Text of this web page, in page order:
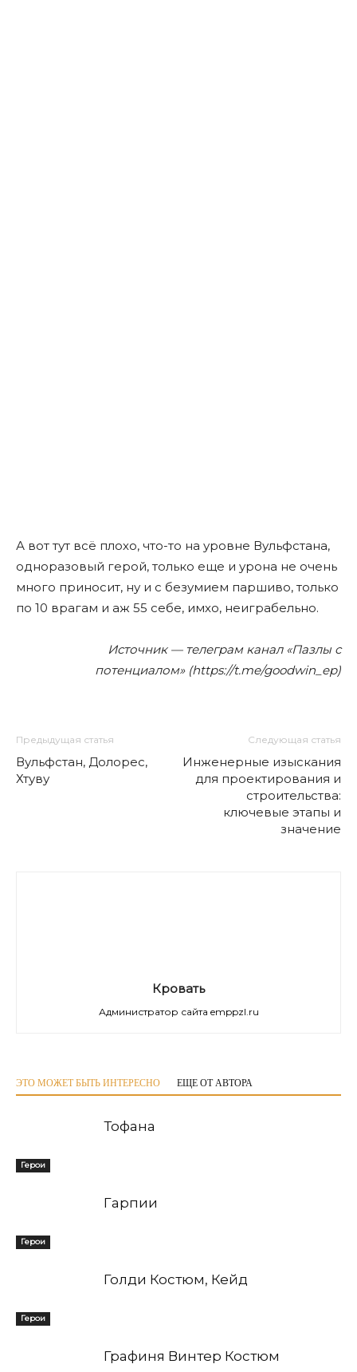
А вот тут всë плохо, что-то на уровне Вульфстана,
одноразовый герой, только еще и урона не очень
много приносит, ну и с безумием паршиво, только
по 10 врагам и аж 55 себе, имхо, неиграбельно.
Источник — телеграм канал «Пазлы с
потенциалом» (https://t.me/goodwin_ep)
Предыдущая статья
Вульфстан, Долорес,
Хтуву
Следующая статья
Инженерные изыскания
для проектирования и
строительства:
ключевые этапы и
значение
Кровать
Администратор сайта emppzl.ru
ЭТО МОЖЕТ БЫТЬ ИНТЕРЕСНО ЕЩЕ ОТ АВТОРА
Герои
Тофана
Герои
Гарпии
Герои
Голди Костюм, Кейд
Графиня Винтер Костюм